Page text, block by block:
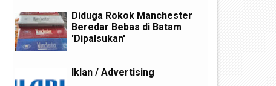
Diduga Rokok Manchester
Beredar Bebas di Batam
'Dipalsukan'
Iklan / Advertising